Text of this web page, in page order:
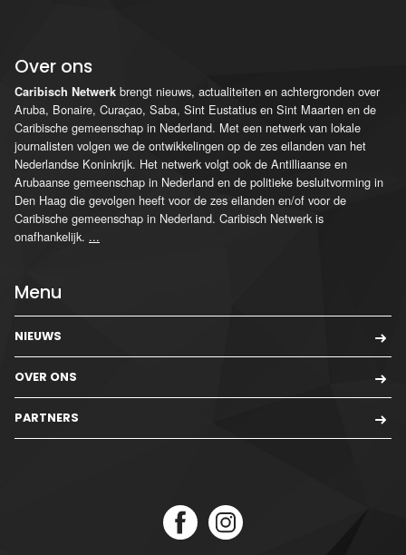
Over ons
Caribisch Netwerk brengt nieuws, actualiteiten en achtergronden over
Aruba, Bonaire, Curaçao, Saba, Sint Eustatius en Sint Maarten en de
Caribische gemeenschap in Nederland. Met een netwerk van lokale
journalisten volgen we de ontwikkelingen op de zes eilanden van het
Nederlandse Koninkrijk. Het netwerk volgt ook de Antilliaanse en
Arubaanse gemeenschap in Nederland en de politieke besluitvorming in
Den Haag die gevolgen heeft voor de zes eilanden en/of voor de
Caribische gemeenschap in Nederland. Caribisch Netwerk is
onafhankelijk. ...
Menu
NIEUWS
OVER ONS
PARTNERS